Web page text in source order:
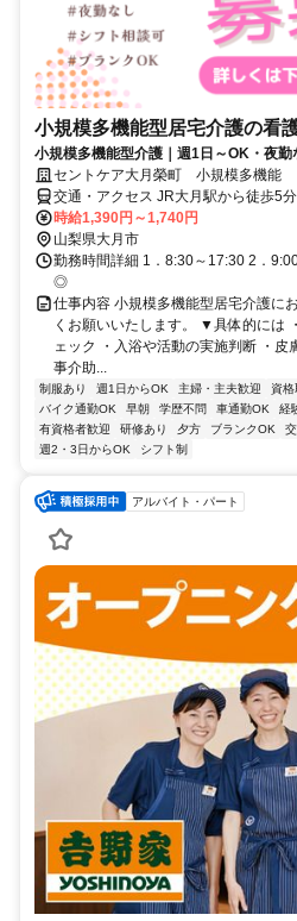
小規模多機能型居宅介護の看
小規模多機能型介護｜週1日～OK・夜
セントケア大月榮町 小規模多機能
交通・アクセス JR大月駅から徒歩5分
時給1,390円～1,740円
山梨県大月市
勤務時間詳細 1．8:30～17:30 2．
◎
仕事内容 小規模多機能型居宅介護に
くお願いいたします。 ▼具体的には
ェック ・入浴や活動の実施判断 ・
事介助...
制服あり 週1日からOK 主婦・主夫歓迎 資格
バイク通勤OK
早朝 学歴不問 車通勤OK 経
有資格者歓迎
研修あり 夕方 ブランクOK
週2・3日からOK
シフト制
アルバイト・パート